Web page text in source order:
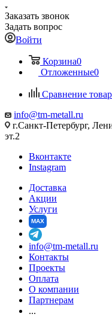
Заказать звонок
Задать вопрос
Войти
Корзина0
Отложенные0
Сравнение
info@tm-metall.ru
г.Санкт-Петербург,
эт.2
Вконтакте
Instagram
Доставка
Акции
Услуги
MAX
info@tm-metall.ru
Контакты
Проекты
Оплата
О компании
Партнерам
...